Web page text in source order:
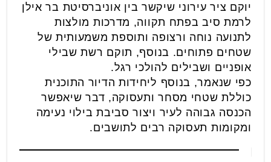
יוקם ציר עירוני שיקשר בין אוניברסיטת בר אילן
לרמת סיב בפתח תקווה, מדרכות מולצות
לתנועה נוחה ורצופה ותוספת משמעותית של
שטחים פתוחים. בנוסף, תוקם רשת שבילי
אופניים ושבילים להולכי רגל.
כפי שנאמר, בנוסף ליחידות הדיור התוכנית
כוללת שטחי מסחר ותעסוקה, דבר שיאפשר
הכנסה גבוהה לעיר ויצור סביבת בילוי נעימה
ומקומות תעסוקה רבים לתושבים.